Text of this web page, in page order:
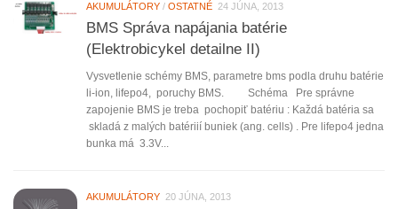
AKUMULÁTORY / OSTATNÉ 24 JÚNA, 2013
BMS Správa napájania batérie
(Elektrobicykel detailne II)
Vysvetlenie schémy BMS, parametre bms podla druhu batérie
li-ion, lifepo4, poruchy BMS. Schéma Pre správne
zapojenie BMS je treba pochopiť batériu : Každá batéria sa
skladá z malých batériií buniek (ang. cells) . Pre lifepo4 jedna
bunka má 3.3V...
AKUMULÁTORY 20 JÚNA, 2013